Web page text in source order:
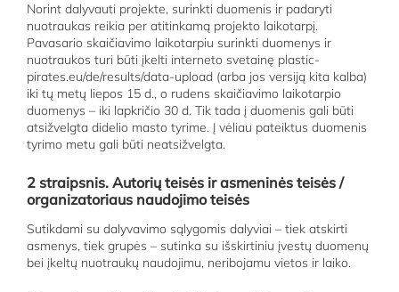
Norint dalyvauti projekte, surinkti duomenis ir padaryti
nuotraukas reikia per atitinkamą projekto laikotarpį.
Pavasario skaičiavimo laikotarpiu surinkti duomenys ir
nuotraukos turi būti įkelti interneto svetainę plastic-
pirates.eu/de/results/data-upload (arba jos versiją kita kalba)
iki tų metų liepos 15 d., o rudens skaičiavimo laikotarpio
duomenys – iki lapkričio 30 d. Tik tada į duomenis gali būti
atsižvelgta didelio masto tyrime. Į vėliau pateiktus duomenis
tyrimo metu gali būti neatsižvelgta.
2 straipsnis. Autorių teisės ir asmeninės teisės /
organizatoriaus naudojimo teisės
Sutikdami su dalyvavimo sąlygomis dalyviai – tiek atskirti
asmenys, tiek grupės – sutinka su išskirtiniu įvestų duomenų
bei įkeltų nuotraukų naudojimu, neribojamu vietos ir laiko.